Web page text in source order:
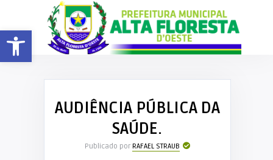
Barra de Ferramentas Aberta
AUDIÊNCIA PÚBLICA DA
SAÚDE.
Publicado por RAFAEL STRAUB